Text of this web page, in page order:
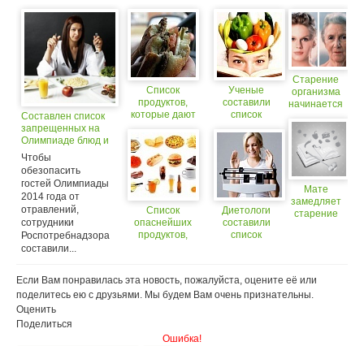
Составлен список
запрещенных на
Олимпиаде блюд и
продуктов
Чтобы
обезопасить
гостей Олимпиады
2014 года от
отравлений,
сотрудники
Роспотребнадзора
составили...
Список
продуктов,
которые дают
алкотест
Список
опаснейших
продуктов,
Ученые
составили
список
которые
помогают
поумнеть
Диетологи
составили
список
сохранить
фигуру
Старение
организма
начинается
Мате
замедляет
старение
Если Вам понравилась эта новость, пожалуйста, оцените её или
поделитесь ею с друзьями. Мы будем Вам очень признательны.
Оценить
Поделиться
Ошибка!